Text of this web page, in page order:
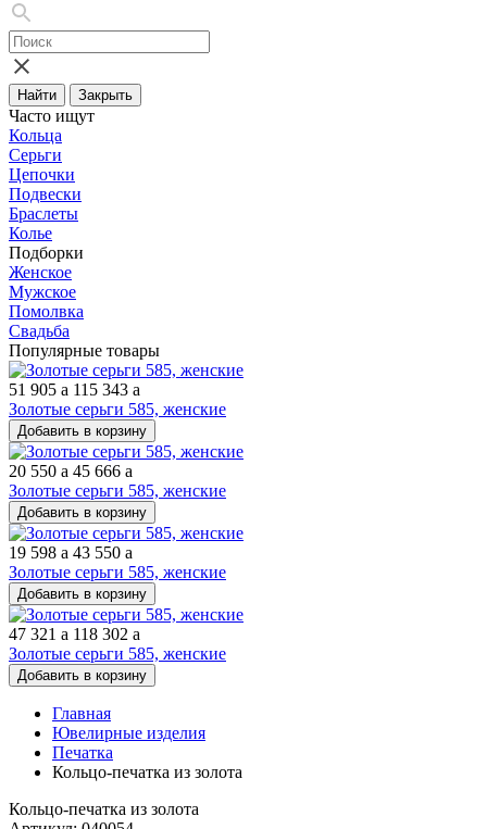
Найти Закрыть
Часто ищут
Кольца
Серьги
Цепочки
Подвески
Браслеты
Колье
Подборки
Женское
Мужское
Помолвка
Свадьба
Популярные товары
51 905 a 115 343 a
Золотые серьги 585, женские
Добавить в корзину
20 550 a 45 666 a
Золотые серьги 585, женские
Добавить в корзину
19 598 a 43 550 a
Золотые серьги 585, женские
Добавить в корзину
47 321 a 118 302 a
Золотые серьги 585, женские
Добавить в корзину
Главная
Ювелирные изделия
Печатка
Кольцо-печатка из золота
Кольцо-печатка из золота